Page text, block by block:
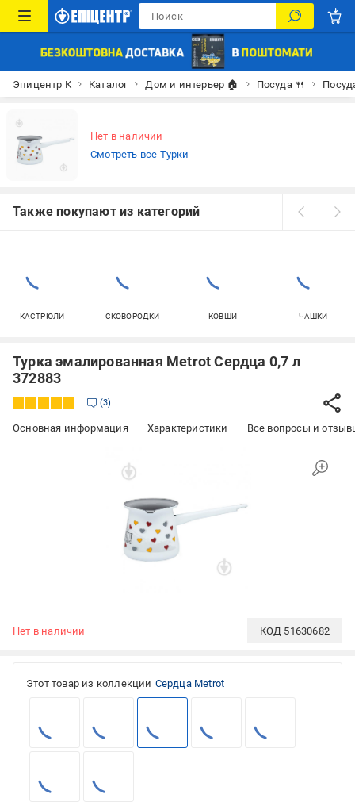
Эпицентр К Каталог Дом и интерьер 🏠 Посуда 🍴
Нет в наличии
Смотреть все Турки
Также покупают из категорий
КАСТРЮЛИ СКОВОРОДКИ КОВШИ ЧАШКИ
Турка эмалированная Metrot Сердца 0,7 л
372883
3
Основная информация Характеристики Все вопросы и
Нет в наличии КОД 51630682
Этот товар из коллекции Сердца Metrot